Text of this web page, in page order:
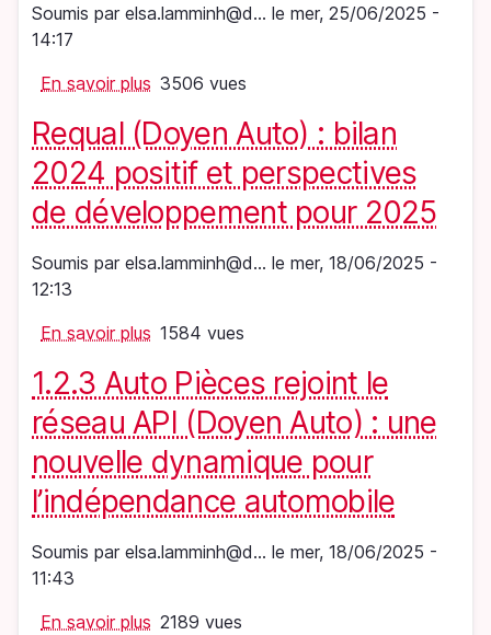
force
concepts
au
salon
Equip
Auto
2025
Soumis par elsa.lamminh@d… le mer, 25/06/2025 -
14:17
En savoir plus sur
Auto
Pièces
intègre
Autodistribution
Auto)
l’offre
locale
3506 vues
Requal (Doyen Auto) : bilan
2024 positif et perspectives
de développement pour 2025
Soumis par elsa.lamminh@d… le mer, 18/06/2025 -
12:13
En savoir plus sur
(Doyen
Auto)
:
bilan
2024
positif
et
perspectives
développement
1584 vues
1.2.3 Auto Pièces rejoint le
réseau API (Doyen Auto) : une
nouvelle dynamique pour
l’indépendance automobile
Soumis par elsa.lamminh@d… le mer, 18/06/2025 -
11:43
En savoir plus sur
2189 vues